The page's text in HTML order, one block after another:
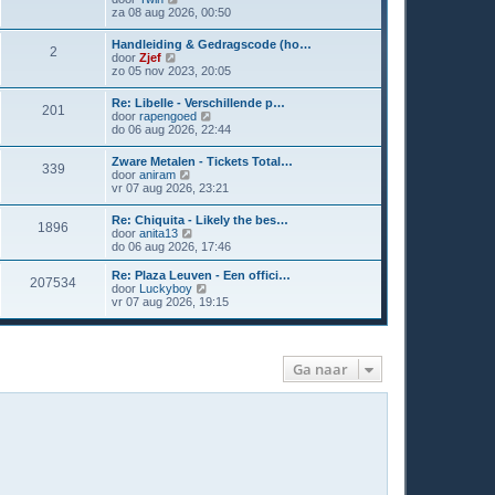
e
j
k
l
a
a
t
s
t
e
b
e
r
i
c
h
t
za 08 aug 2026, 00:50
2
Handleiding & Gedragscode (ho…
door Zjef
e
j
k
l
a
a
t
s
t
e
b
e
r
c
h
t
zo 05 nov 2023, 20:05
201
Re: Libelle - Verschillende p…
door rapengoed
e
i
j
k
l
a
a
s
t
e
e
i
do 06 aug 2026, 22:44
339
Zware Metalen - Tickets Total…
door aniram
e
k
l
a
s
t
vr 07 aug 2026, 23:21
1896
Re: Chiquita - Likely the bes…
door anita13
e
k
i
k
l
a
e
do 06 aug 2026, 17:46
207534
Re: Plaza Leuven - Een offici…
door Luckyboy
e
i
a
vr 07 aug 2026, 19:15
Ga naar